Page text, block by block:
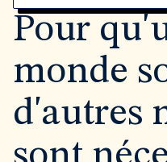
Pour
monde
d'autres